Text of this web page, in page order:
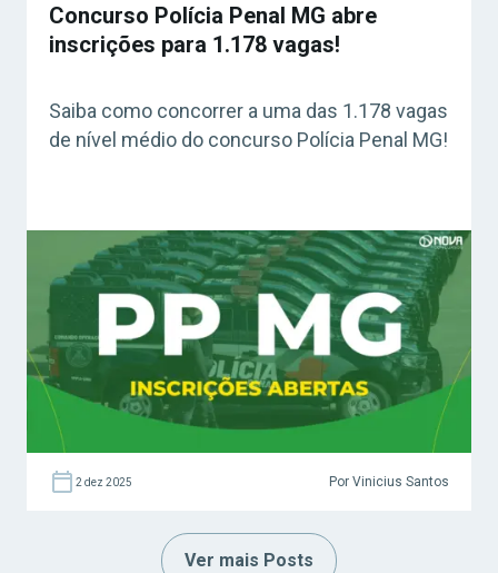
Concurso Polícia Penal MG abre
inscrições para 1.178 vagas!
Saiba como concorrer a uma das 1.178 vagas
de nível médio do concurso Polícia Penal MG!
2 dez 2025 Por Vinicius Santos
Ver mais Posts